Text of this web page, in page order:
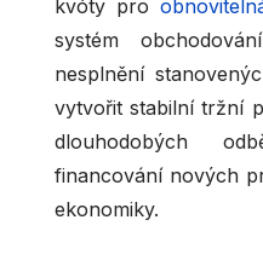
kvóty pro
systém
nesplnění
vytvořit stabilní tržní
dlouhodobých
financování nových
ekonomiky.